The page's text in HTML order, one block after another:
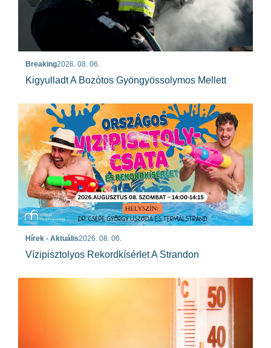
Breaking2026. 08. 06.
Kigyulladt A Bozótos Gyöngyössolymos Mellett
Hírek - Aktuális2026. 08. 06.
Vízipisztolyos Rekordkísérlet A Strandon